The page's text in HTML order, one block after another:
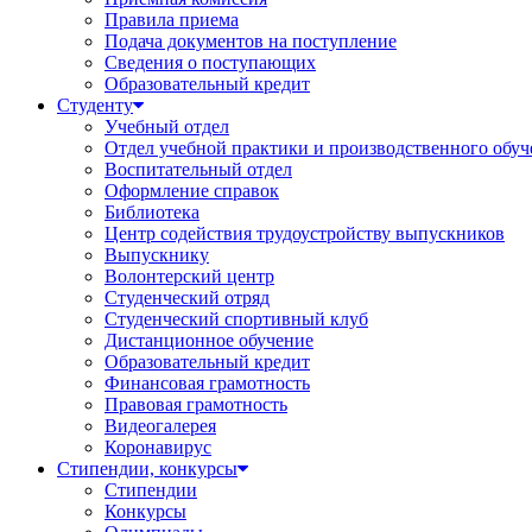
Правила приема
Подача документов на поступление
Сведения о поступающих
Образовательный кредит
Студенту
Учебный отдел
Отдел учебной практики и производственного
Воспитательный отдел
Оформление справок
Библиотека
Центр содействия трудоустройству выпускников
Выпускнику
Волонтерский центр
Студенческий отряд
Студенческий спортивный клуб
Дистанционное обучение
Образовательный кредит
Финансовая грамотность
Правовая грамотность
Видеогалерея
Коронавирус
Cтипендии, конкурсы
Стипендии
Конкурсы